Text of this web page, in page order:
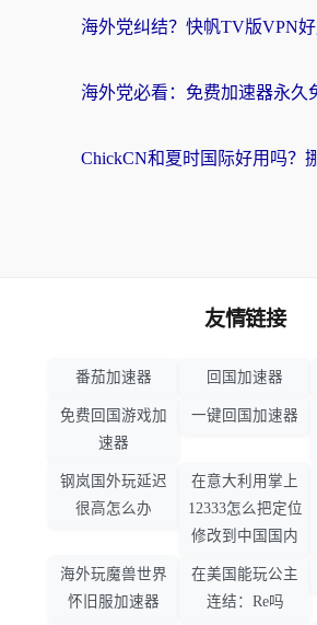
友情链接
番茄加速器 回国加速器
免费回国游戏加
速器
一键回国加速器
钢岚国外玩延迟
很高怎么办
在意大利用掌上
12333怎么把定位
修改到中国国内
海外玩魔兽世界
怀旧服加速器
在美国能玩公主
连结：Re吗